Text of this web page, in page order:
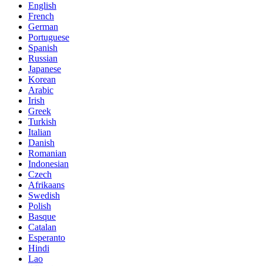
English
French
German
Portuguese
Spanish
Russian
Japanese
Korean
Arabic
Irish
Greek
Turkish
Italian
Danish
Romanian
Indonesian
Czech
Afrikaans
Swedish
Polish
Basque
Catalan
Esperanto
Hindi
Lao